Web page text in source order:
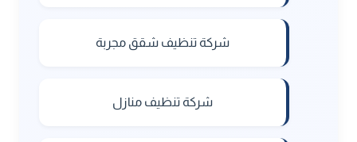
شركة تنظيف شقق مجربة
شركة تنظيف منازل